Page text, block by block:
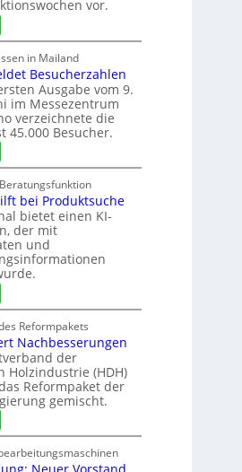
d
vor.
t
in Mailand
Besucherzahlen
Ausgabe vom 9.
im Messezentrum
verzeichnete die
45.000 Besucher.
a
bei Produktsuche
bietet einen KI-
der mit
und
Reformpakets
Nachbesserungen
der
Holzindustrie (HDH)
Reformpaket der
gemischt.